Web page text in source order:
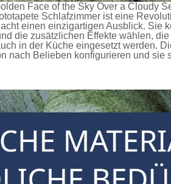
Face of the Sky Over a Cloudy
Schlafzimmer ist eine
einen einzigartigen Ausblick. Sie
die zusätzlichen Effekte wählen, die
in der Küche eingesetzt werden.
nach Belieben konfigurieren und sie